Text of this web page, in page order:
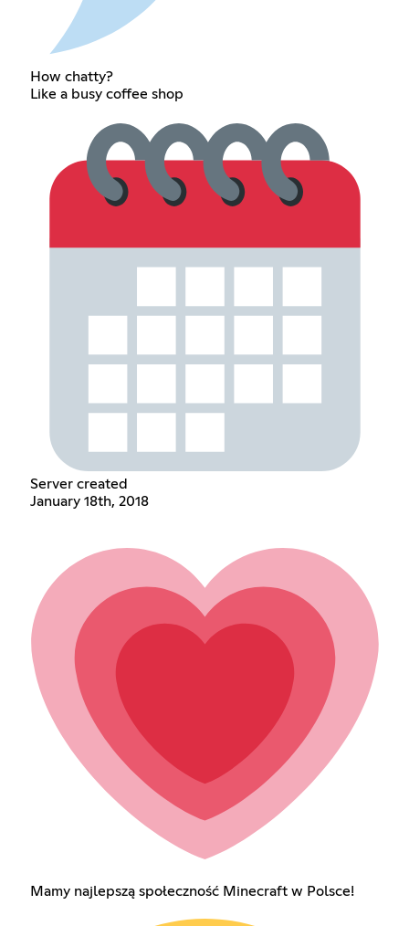
How chatty?
Like a busy coffee shop
Server created
January 18th, 2018
Mamy najlepszą społeczność Minecraft w Polsce!